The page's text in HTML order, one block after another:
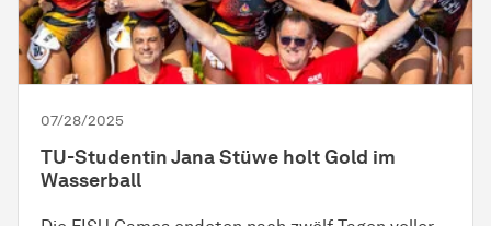
07/28/2025
TU-Studentin Jana Stüwe holt Gold im
Wasserball